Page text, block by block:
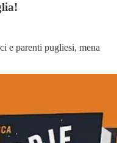
e parenti pugliesi, mena